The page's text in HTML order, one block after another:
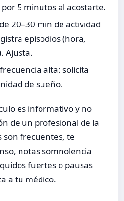
5 minutos al acostarte.
20–30 min de actividad
episodios (hora,
Ajusta.
alta: solicita
de sueño.
es informativo y no
de un profesional de la
son frecuentes, te
notas somnolencia
fuertes o pausas
a tu médico.